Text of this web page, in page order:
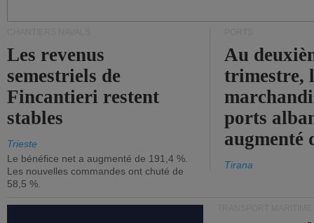
Les revenus
semestriels de
Fincantieri restent
stables
Trieste
Le bénéfice net a augmenté de 191,4 %.
Les nouvelles commandes ont chuté de
58,5 %.
Au
trimestre,
ports
augmenté
Tirana